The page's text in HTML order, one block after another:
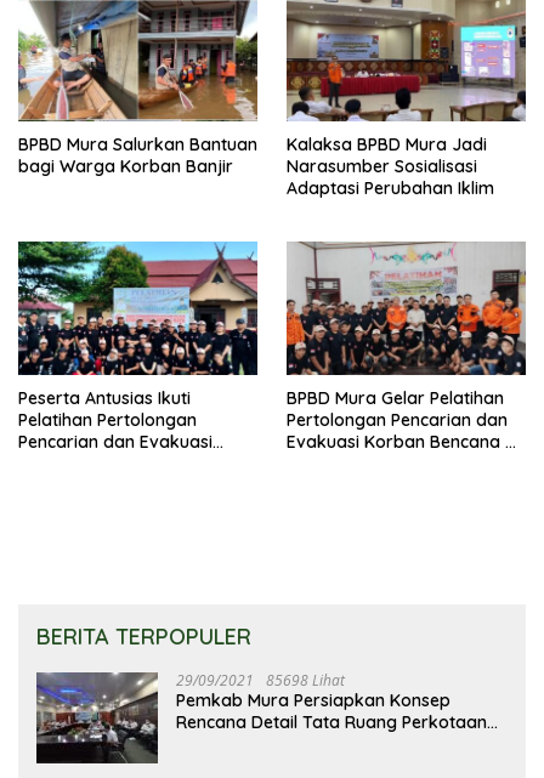
BPBD Mura Salurkan Bantuan
bagi Warga Korban Banjir
Kalaksa BPBD Mura Jadi
Narasumber Sosialisasi
Adaptasi Perubahan Iklim
Peserta Antusias Ikuti
Pelatihan Pertolongan
Pencarian dan Evakuasi
BPBD Mura Gelar Pelatihan
Pertolongan Pencarian dan
Evakuasi Korban Bencana di
BERITA TERPOPULER
29/09/2021 85698 Lihat
Pemkab Mura Persiapkan Konsep
Rencana Detail Tata Ruang Perkotaan